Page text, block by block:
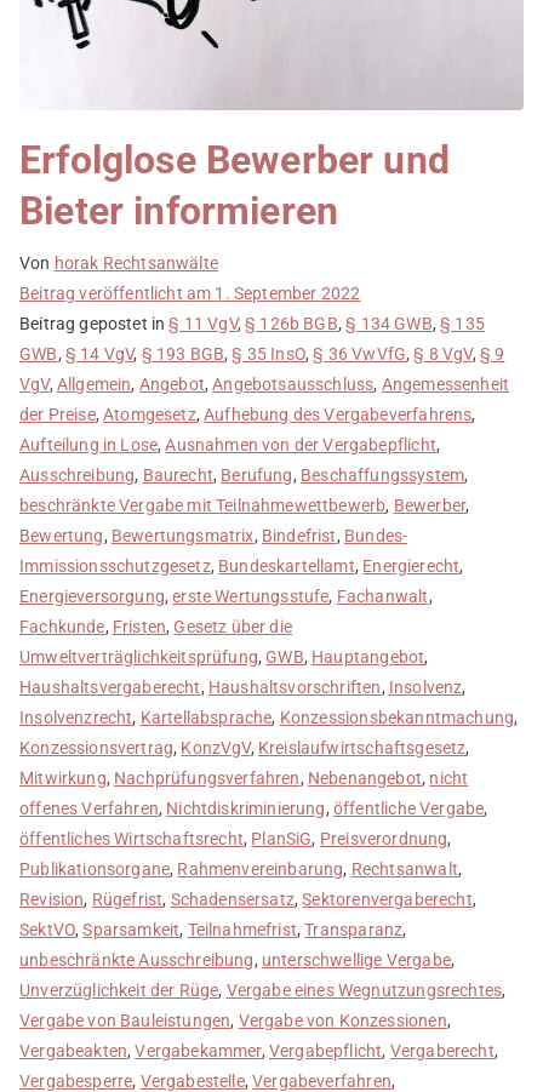
Erfolglose Bewerber und
Bieter informieren
Von horak Rechtsanwälte
Beitrag veröffentlicht am 1. September 2022
Beitrag gepostet in§ 11 VgV,§ 126b BGB,§ 134 GWB,§ 135
GWB, § 14 VgV, § 193 BGB,§ 35 InsO,§ 36 VwVfG,§ 8 VgV, § 9
VgV, Allgemein, Angebot,Angebotsausschluss, Angemessenheit
der Preise,Atomgesetz,Aufhebung des Vergabeverfahrens,
Aufteilung in Lose,Ausnahmen von der Vergabepflicht,
Ausschreibung, Baurecht, Berufung, Beschaffungssystem,
beschränkte Vergabe mit Teilnahmewettbewerb, Bewerber,
Bewertung, Bewertungsmatrix, Bindefrist, Bundes-
Immissionsschutzgesetz, Bundeskartellamt, Energierecht,
Energieversorgung,erste Wertungsstufe, Fachanwalt,
Fachkunde, Fristen, Gesetz über die
Umweltverträglichkeitsprüfung, GWB, Hauptangebot,
Haushaltsvergaberecht, Haushaltsvorschriften, Insolvenz,
Insolvenzrecht, Kartellabsprache, Konzessionsbekanntmachung,
Konzessionsvertrag, KonzVgV, Kreislaufwirtschaftsgesetz,
Mitwirkung, Nachprüfungsverfahren, Nebenangebot, nicht
offenes Verfahren, Nichtdiskriminierung, öffentliche Vergabe,
öffentliches Wirtschaftsrecht, PlanSiG, Preisverordnung,
Publikationsorgane, Rahmenvereinbarung, Rechtsanwalt,
Revision, Rügefrist, Schadensersatz,Sektorenvergaberecht,
SektVO,Sparsamkeit, Teilnahmefrist,Transparanz,
unbeschränkte Ausschreibung, unterschwellige Vergabe,
Unverzüglichkeit der Rüge, Vergabe eines Wegnutzungsrechtes,
Vergabe von Bauleistungen, Vergabe von Konzessionen,
Vergabeakten,Vergabekammer, Vergabepflicht, Vergaberecht,
Vergabesperre, Vergabestelle,Vergabeverfahren,